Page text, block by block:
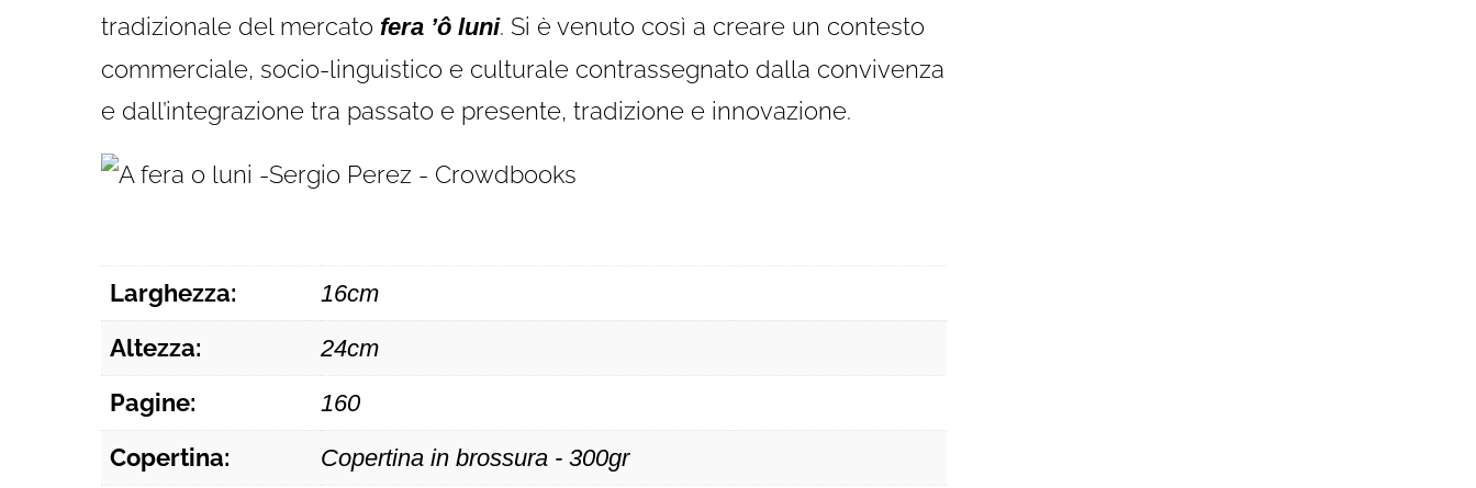
tradizionale del mercato fera ’ô luni. Si è venuto così a creare un contesto
commerciale, socio-linguistico e culturale contrassegnato dalla convivenza
e dall’integrazione tra passato e presente, tradizione e innovazione.
Larghezza: 16cm
Altezza: 24cm
Pagine: 160
Copertina: Copertina in brossura - 300gr